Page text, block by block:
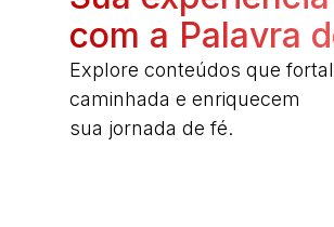
com a Palavra
Explore conteúdos que
caminhada e enriquecem
sua jornada de fé.